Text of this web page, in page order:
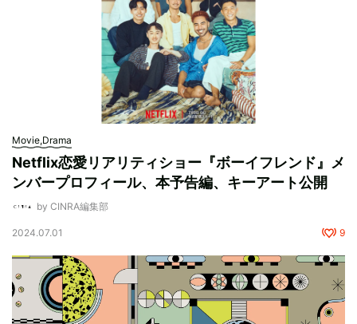
Movie,Drama
Netflix恋愛リアリティショー『ボーイフレンド』メ
ンバープロフィール、本予告編、キーアート公開
by CINRA編集部
2024.07.01 9